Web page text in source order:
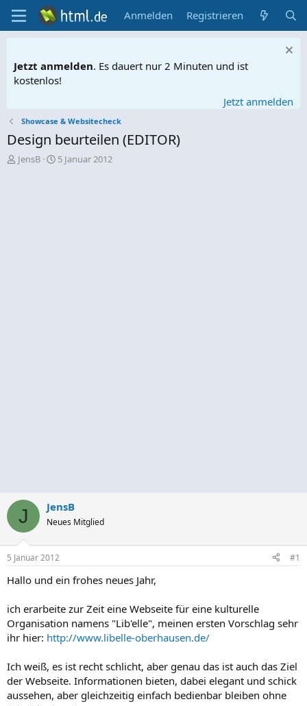
Anmelden Registrieren
Jetzt anmelden. Es dauert nur 2 Minuten und ist
kostenlos!
Jetzt anmelden
Showcase & Websitecheck
Design beurteilen (EDITOR)
E
JensB
E
5 Januar 2012
J JensB
Neues Mitglied
5 Januar 2012 #1
Hallo und ein frohes neues Jahr,
ich erarbeite zur Zeit eine Webseite für eine kulturelle
Organisation namens "Lib'elle", meinen ersten Vorschlag sehr
ihr hier: http://www.libelle-oberhausen.de/
Ich weiß, es ist recht schlicht, aber genau das ist auch das Ziel
der Webseite. Informationen bieten, dabei elegant und schick
aussehen, aber gleichzeitig einfach bedienbar bleiben ohne